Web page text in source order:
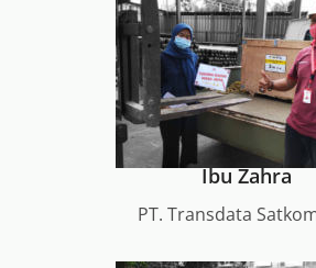
Ibu Zahra
PT. Transdata